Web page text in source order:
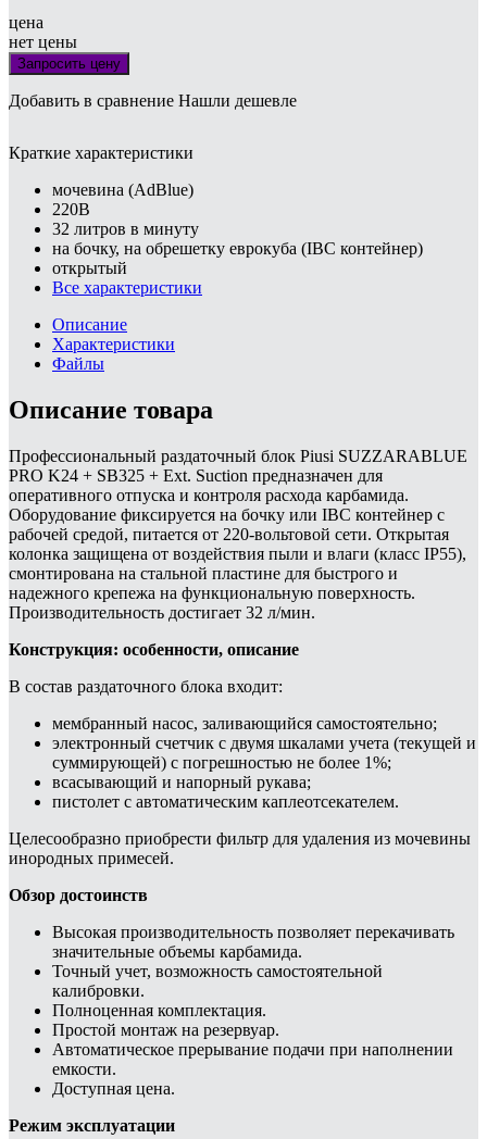
цена
нет цены
Запросить цену
Добавить в сравнение Нашли дешевле
Краткие характеристики
мочевина (AdBlue)
220В
32 литров в минуту
на бочку, на обрешетку еврокуба (IBC контейнер)
открытый
Все характеристики
Описание
Характеристики
Файлы
Описание товара
Профессиональный раздаточный блок Piusi SUZZARABLUE
PRO K24 + SB325 + Ext. Suction предназначен для
оперативного отпуска и контроля расхода карбамида.
Оборудование фиксируется на бочку или IBC контейнер с
рабочей средой, питается от 220-вольтовой сети. Открытая
колонка защищена от воздействия пыли и влаги (класс IP55),
смонтирована на стальной пластине для быстрого и
надежного крепежа на функциональную поверхность.
Производительность достигает 32 л/мин.
Конструкция: особенности, описание
В состав раздаточного блока входит:
мембранный насос, заливающийся самостоятельно;
электронный счетчик с двумя шкалами учета (текущей и
суммирующей) с погрешностью не более 1%;
всасывающий и напорный рукава;
пистолет с автоматическим каплеотсекателем.
Целесообразно приобрести фильтр для удаления из мочевины
инородных примесей.
Обзор достоинств
Высокая производительность позволяет перекачивать
значительные объемы карбамида.
Точный учет, возможность самостоятельной
калибровки.
Полноценная комплектация.
Простой монтаж на резервуар.
Автоматическое прерывание подачи при наполнении
емкости.
Доступная цена.
Режим эксплуатации